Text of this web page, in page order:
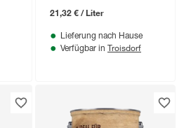
21,32 € / Liter
Lieferung nach Hause
Verfügbar in Troisdorf